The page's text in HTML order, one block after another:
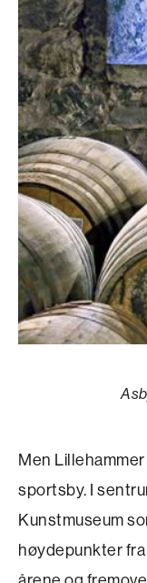
Men
sportsby. I
Kunstmuseum
høydepunkter